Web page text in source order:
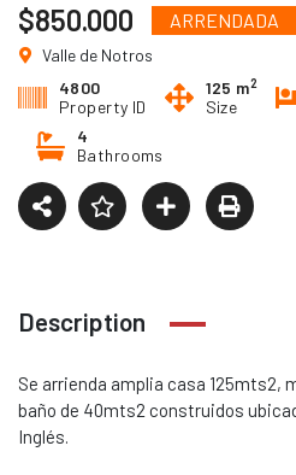
$850.000 ARRENDADA
Valle de Notros
4800
Property ID
125 m2
Size
4
Bathrooms
Description
Se arrienda amplia casa 125mts2,
baño de 40mts2 construidos
Inglés.